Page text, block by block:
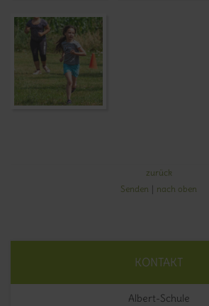
zurück
Senden
nach oben
KONTAKT
Albert-Schule